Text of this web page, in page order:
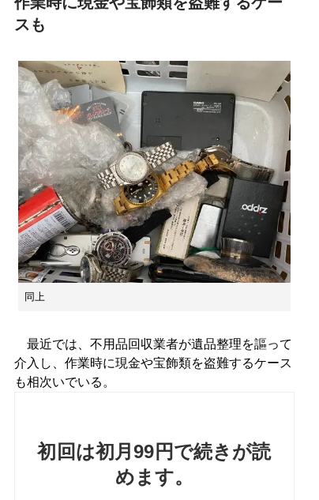
スも
同上
最近では、不用品回収業者が遺品整理を謳って
介入し、作業時に現金や宝飾類を盗難するケース